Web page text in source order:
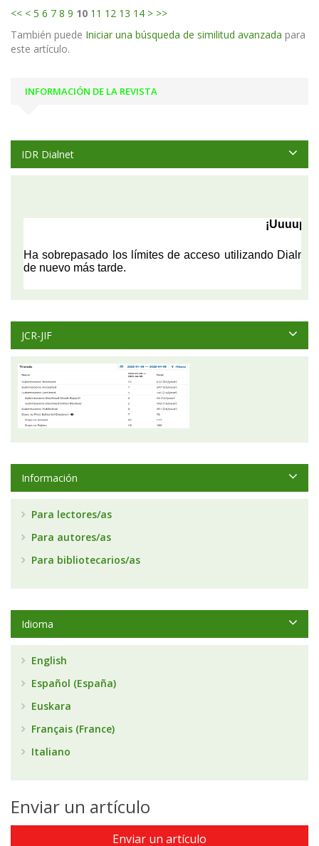
<< < 5 6 7 8 9 10 11 12 13 14 > >>
También puede Iniciar una búsqueda de similitud avanzada para
este artículo.
INFORMACIÓN DE LA REVISTA
IDR Dialnet
JCR-JIF
Información
Para lectores/as
Para autores/as
Para bibliotecarios/as
Idioma
English
Español (España)
Euskara
Français (France)
Italiano
Enviar un artículo
Enviar un artículo